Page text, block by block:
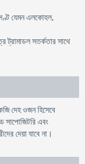
যেমন এলকোহল,
ট্রামাডল সতর্কতার সাথে
দেহ ওজন হিসেবে
সাপোজিটরি এবং
দেয়া যাবে না।